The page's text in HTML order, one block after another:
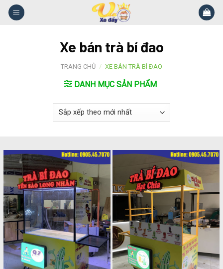
Skip
Xe bán trà bí đao
TRANG CHỦ / XE BÁN TRÀ BÍ ĐAO
DANH MỤC SẢN PHẨM